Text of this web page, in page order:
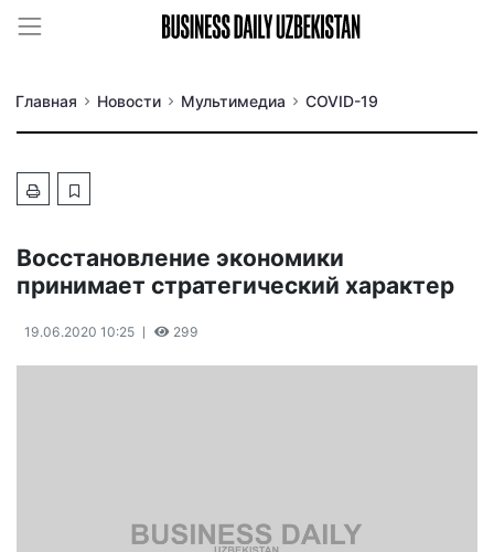
Главная Новости Мультимедиа COVID-19
Восстановление экономики
принимает стратегический характер
19.06.2020 10:25 299